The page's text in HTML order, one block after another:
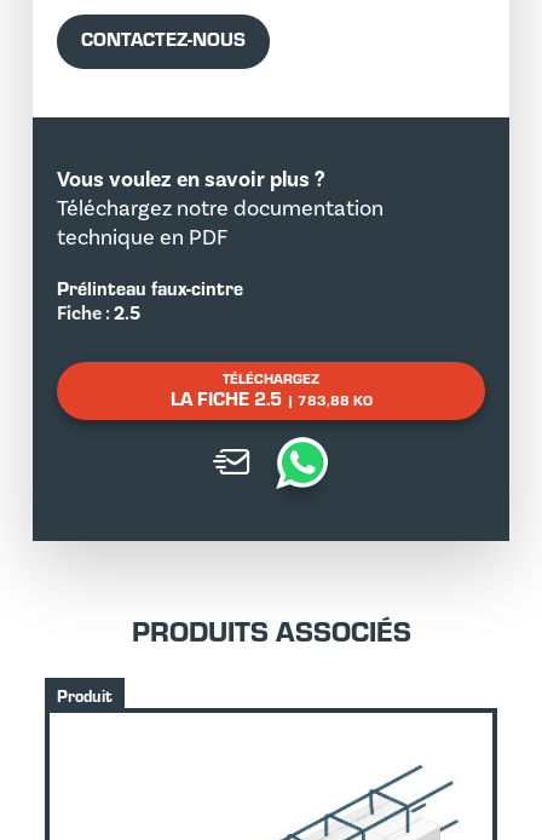
CONTACTEZ-NOUS
Vous voulez en savoir plus ?
Téléchargez notre documentation
technique en PDF
Prélinteau faux-cintre
Fiche :2.5
TÉLÉCHARGEZ
LA FICHE 2.5 | 783,88 KO
PRODUITS ASSOCIÉS
Produit